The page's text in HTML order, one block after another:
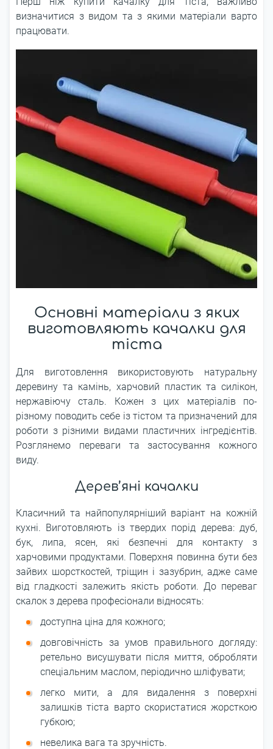
визначитися з видом та з якими матеріали варто
працювати.
Основні матеріали з яких
виготовляють качалки для
тіста
Для виготовлення використовують натуральну
деревину та камінь, харчовий пластик та силікон,
нержавіючу сталь. Кожен з цих матеріалів по-
різному поводить себе із тістом та призначений для
роботи з різними видами пластичних інгредієнтів.
Розглянемо переваги та застосування кожного
виду.
Дерев’яні качалки
Класичний та найпопулярніший варіант на кожній
кухні. Виготовляють із твердих порід дерева: дуб,
бук, липа, ясен, які безпечні для контакту з
харчовими продуктами. Поверхня повинна бути без
зайвих шорсткостей, тріщин і зазубрин, адже саме
від гладкості залежить якість роботи. До переваг
скалок з дерева професіонали відносять:
доступна ціна для кожного;
довговічність за умов правильного догляду:
ретельно висушувати після миття, обробляти
спеціальним маслом, періодично шліфувати;
легко мити, а для видалення з поверхні
залишків тіста варто скористатися жорсткою
губкою;
невелика вага та зручність.